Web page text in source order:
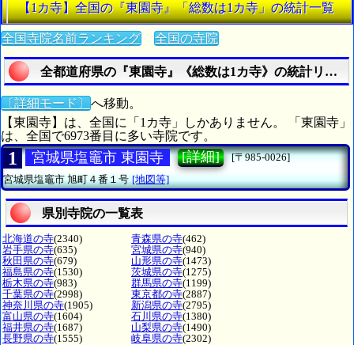
【1カ寺】全国の『東園寺』「総数は1カ寺」の統計一覧
全国寺院名前ランキング 全国の寺院
全都道府県の『東園寺』《総数は1カ寺》の統計リスト
〔詳細モード〕 へ移動。
【東園寺】は、全国に「1カ寺」しかありません。 「東園寺」
は、全国で6973番目に多い寺院です。
1 宮城県塩竈市 東園寺 [詳細]
[〒985-0026]
宮城県塩竈市旭町４番１号 [地図等]
県別寺院の一覧表
北海道の寺(2340) 青森県の寺(462)
岩手県の寺(635) 宮城県の寺(940)
秋田県の寺(679) 山形県の寺(1473)
福島県の寺(1530) 茨城県の寺(1275)
栃木県の寺(983) 群馬県の寺(1199)
千葉県の寺(2998) 東京都の寺(2887)
神奈川県の寺(1905) 新潟県の寺(2795)
富山県の寺(1604) 石川県の寺(1380)
福井県の寺(1687) 山梨県の寺(1490)
長野県の寺(1555) 岐阜県の寺(2302)